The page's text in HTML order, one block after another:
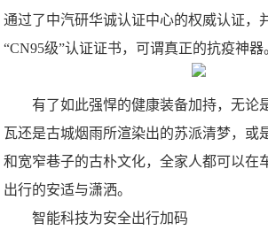
通过了中汽研华诚认证中心的权威认证，
“CN95级”认证证书，可谓真正的抗疫神器
有了如此强悍的健康装备加持，无论
瓦还是古城烟雨所渲染出的苏派清梦，或
和宽窄巷子的古朴文化，全家人都可以在
出行的安适与潇洒。
智能科技为安全出行加码